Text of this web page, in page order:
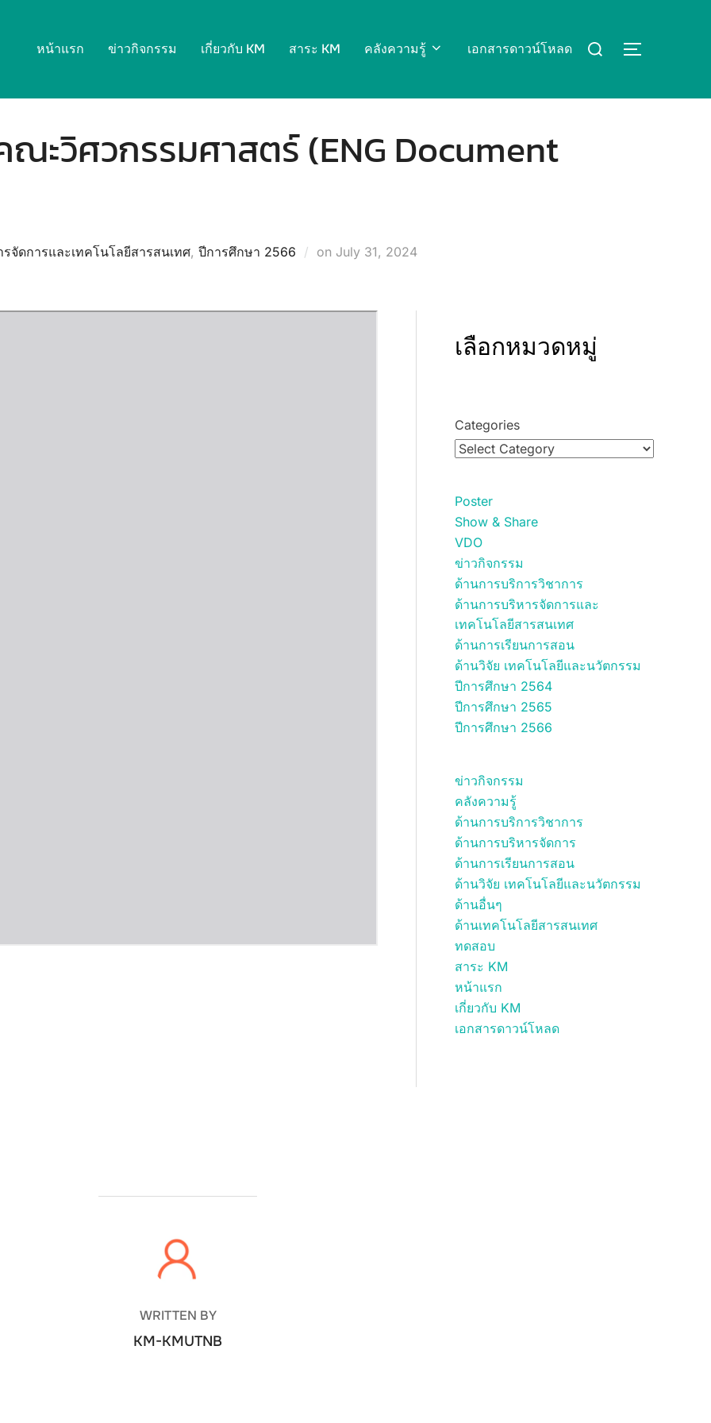
หน้าแรก ข่าวกิจกรรม เกี่ยวกับ KM สาระ KM คลังความรู้ เอกสารดาวน์โหลด
Search
TOGGLE
ะวิศวกรรมศาสตร์ (ENG Document
จัดการและเทคโนโลยีสารสนเทศ, ปีการศึกษา 2566 on Posted
July 31, 2024
เลือกหมวดหมู่
Categories
Poster
Show & Share
VDO
ข่าวกิจกรรม
ด้านการบริการวิชาการ
ด้านการบริหารจัดการและ
เทคโนโลยีสารสนเทศ
ด้านการเรียนการสอน
ด้านวิจัย เทคโนโลยีและนวัตกรรม
ปีการศึกษา 2564
ปีการศึกษา 2565
ปีการศึกษา 2566
ข่าวกิจกรรม
คลังความรู้
ด้านการบริการวิชาการ
ด้านการบริหารจัดการ
ด้านการเรียนการสอน
ด้านวิจัย เทคโนโลยีและนวัตกรรม
ด้านอื่นๆ
ด้านเทคโนโลยีสารสนเทศ
ทดสอบ
สาระ KM
หน้าแรก
เกี่ยวกับ KM
เอกสารดาวน์โหลด
POST AUTHOR
WRITTEN BY
KM-KMUTNB